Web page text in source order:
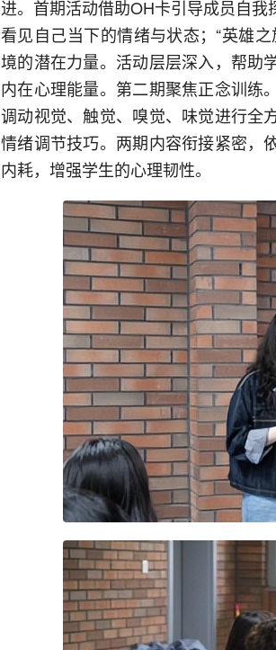
进。首期活动借助OH卡引导成员自
看见自己当下的情绪与状态；“英雄
境的潜在力量。活动层层深入，帮助
内在心理能量。第二期聚焦正念训练
调动视觉、触觉、嗅觉、味觉进行全
情绪调节技巧。两期内容衔接紧密，
内耗，增强学生的心理韧性。